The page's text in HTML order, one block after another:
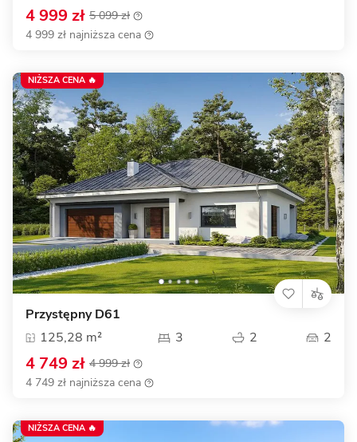
4 999 zł 5 099 zł
4 999 zł najniższa cena
Przystępny D61
125,28 m²
3 2 2
4 749 zł 4 999 zł
4 749 zł najniższa cena
NIŻSZA CENA 🔥
NIŻSZA CENA 🔥